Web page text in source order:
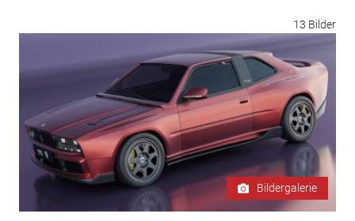
13 Bilder
Bildergalerie